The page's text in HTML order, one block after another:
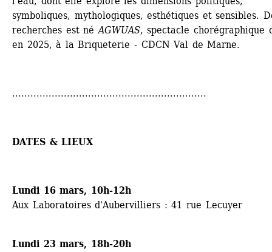
symboliques, mythologiques, esthétiques et sensibles.
recherches est né AGWUAS, spectacle chorégraphique
en 2025, à la Briqueterie - CDCN Val de Marne.
................................................................
DATES & LIEUX
Lundi 16 mars, 10h-12h
Aux Laboratoires d'Aubervilliers : 41 rue Lecuyer
Lundi 23 mars, 18h-20h